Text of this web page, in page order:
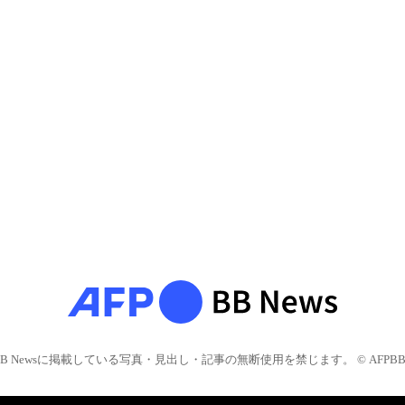
Newsに掲載している写真・見出し・記事の無断使用を禁じます。 © AFPBB